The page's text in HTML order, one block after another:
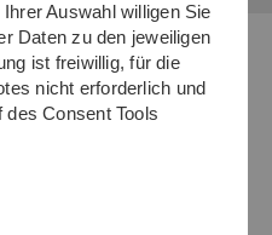
des 1.
zentrale Online-
Auswahl willigen Sie
Daten zu den jeweiligen
ist freiwillig, für die
nicht erforderlich und
des Consent Tools